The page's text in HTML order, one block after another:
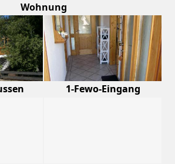
Wohnung
1-Fewo-Eingang